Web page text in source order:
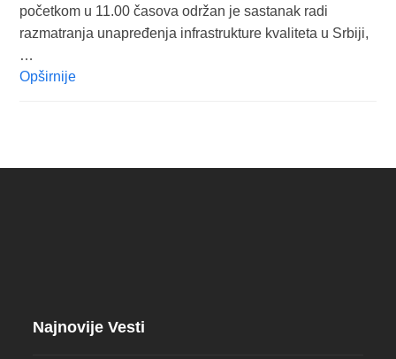
početkom u 11.00 časova održan je sastanak radi
razmatranja unapređenja infrastrukture kvaliteta u Srbiji,
…
Opširnije
Najnovije Vesti